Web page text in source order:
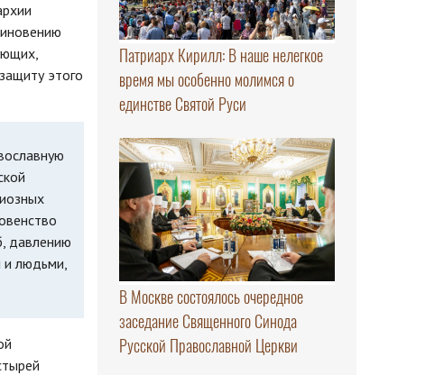
этого
давлению
и людьми,
Патриарх Кирилл: В наше нелегкое
время мы особенно молимся о
единстве Святой Руси
В Москве состоялось очередное
заседание Священного Синода
Русской Православной Церкви